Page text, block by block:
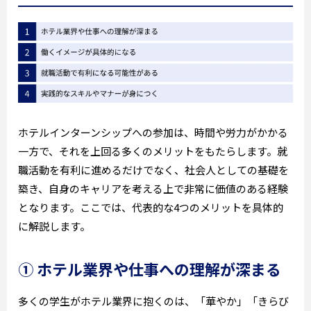
ホテルインターンシップへの参加は、時間や労力がかかる
一方で、それを上回る多くのメリットをもたらします。就
職活動を有利に進めるだけでなく、社会人としての基礎を
築き、自身のキャリアを考える上で非常に価値のある経験
となります。ここでは、代表的な4つのメリットを具体的
に解説します。
① ホテル業界や仕事への理解が深まる
多くの学生がホテル業界に抱くのは、「華やか」「きらび